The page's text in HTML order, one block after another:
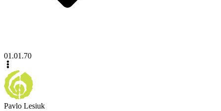
01.01.70
Pavlo Lesiuk